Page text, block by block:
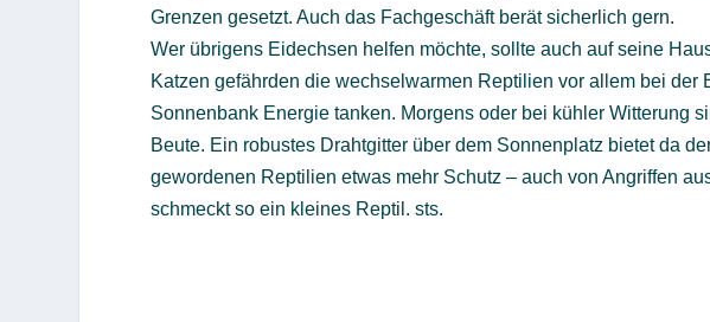
Grenzen gesetzt. Auch das Fachgeschäft berät sicherlich gern.
Wer übrigens Eidechsen helfen möchte, sollte auch auf seine
Katzen gefährden die wechselwarmen Reptilien vor allem bei
Sonnenbank Energie tanken. Morgens oder bei kühler Witterung
Beute. Ein robustes Drahtgitter über dem Sonnenplatz bietet da
gewordenen Reptilien etwas mehr Schutz – auch von Angriffen
schmeckt so ein kleines Reptil. sts.